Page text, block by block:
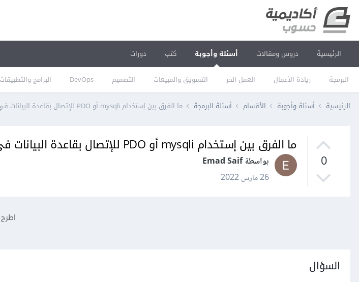
الرئيسية دروس ومقالات أسئلة وأجوبة
البرمجة ريادة الأعمال العمل الحر التسويق والمبيعات التصميم DevOps البرامج والتطبيقات
كتب دورات
الرئيسية أسئلة وأجوبة الأقسام أسئلة البرمجة ما الفرق بين إستخدام mysqli أو PDO للإتصال بقاعدة البيانات في PHP؟
0
ما الفرق بين إستخدام mysqli أو PDO للإتصال بقاعدة البيانات في PHP؟
بواسطة Emad Saif
26 مارس 2022
السؤال